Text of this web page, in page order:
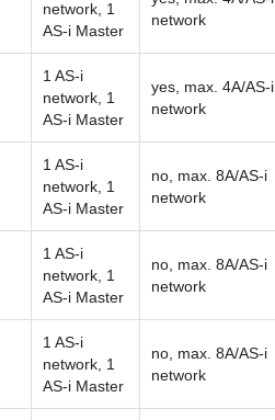
network, 1
AS-i Master
network
1 AS-i
network, 1
AS-i Master
yes, max. 4A/AS-i
network
1 AS-i
network, 1
AS-i Master
no, max. 8A/AS-i
network
1 AS-i
network, 1
AS-i Master
no, max. 8A/AS-i
network
1 AS-i
network, 1
AS-i Master
no, max. 8A/AS-i
network